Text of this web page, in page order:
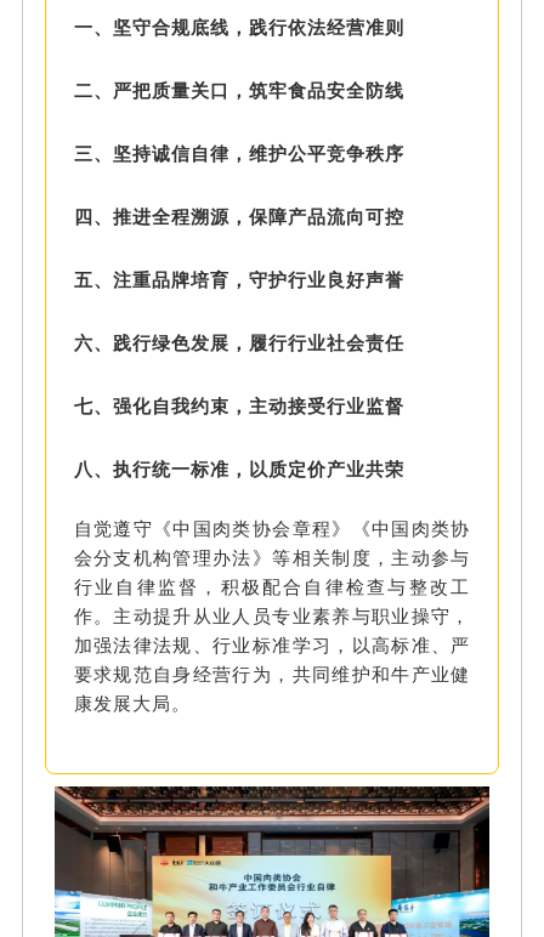
一、坚守合规底线，践行依法经营准则
二、严把质量关口，筑牢食品安全防线
三、坚持诚信自律，维护公平竞争秩序
四、推进全程溯源，保障产品流向可控
五、注重品牌培育，守护行业良好声誉
六、践行绿色发展，履行行业社会责任
七、强化自我约束，主动接受行业监督
八、执行统一标准，以质定价产业共荣
自觉遵守《中国肉类协会章程》《中国肉类协
会分支机构管理办法》等相关制度，主动参与
行业自律监督，积极配合自律检查与整改工
作。主动提升从业人员专业素养与职业操守，
加强法律法规、行业标准学习，以高标准、严
要求规范自身经营行为，共同维护和牛产业健
康发展大局。